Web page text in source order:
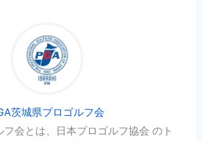
茨城県プロゴルフ会
フ会とは、日本プロゴルフ協会 のト